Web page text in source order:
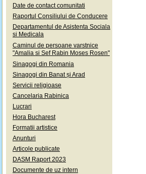
Date de contact comunitati
Raportul Consiliului de Conducere
Departamentul de Asistenta Sociala
si Medicala
Caminul de persoane varstnice
"Amalia si Sef Rabin Moses Rosen"
Sinagogi din Romania
Sinagogi din Banat și Arad
Servicii religioase
Cancelaria Rabinica
Lucrari
Hora Bucharest
Formatii artistice
Anunturi
Articole publicate
DASM Raport 2023
Documente de uz intern